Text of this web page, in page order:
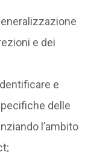
e dei
e
delle
l’ambito